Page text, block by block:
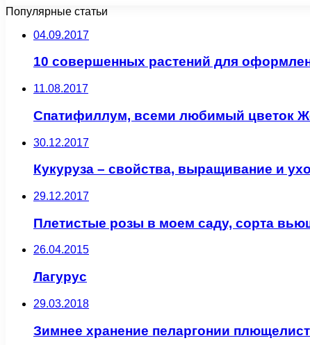
Популярные статьи
04.09.2017
10 совершенных растений для
11.08.2017
Спатифиллум, всеми любимый цветок
30.12.2017
Кукуруза – свойства, выращивание и
29.12.2017
Плетистые розы в моем саду, сорта
26.04.2015
Лагурус
29.03.2018
Зимнее хранение пеларгонии